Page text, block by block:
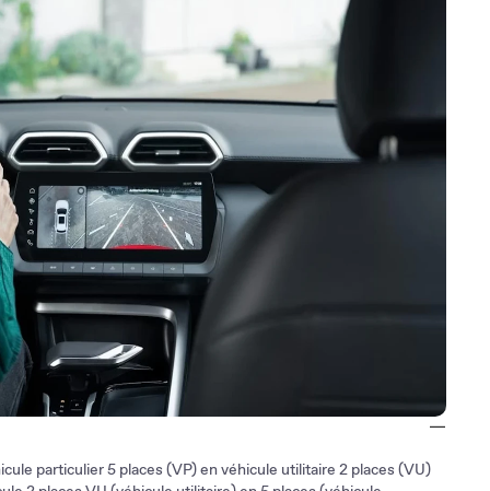
si véhicule → sans type communautaire.
l’objet d’une attestation partielle ou de non-conformité doit
à titre isolé (en RTI) auprès de la DREAL dans votre région.
particulier 5 places (VP) en véhicule utilitaire 2 places (VU)